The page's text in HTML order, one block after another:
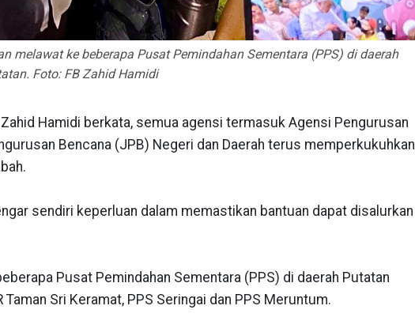
melawat ke beberapa Pusat Pemindahan Sementara (PPS) di daerah
Foto: FB Zahid Hamidi
Hamidi berkata, semua agensi termasuk Agensi Pengurusan
Bencana (JPB) Negeri dan Daerah terus memperkukuhkan
sendiri keperluan dalam memastikan bantuan dapat disalurkan
Pusat Pemindahan Sementara (PPS) di daerah Putatan
Sri Keramat, PPS Seringai dan PPS Meruntum.